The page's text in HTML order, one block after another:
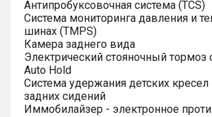
Антипробуксовочная система (TCS)
Система мониторинга давления и
шинах (TMPS)
Камера заднего вида
Электрический стояночный тормоз
Auto Hold
Система удержания детских
задних сидений
Иммобилайзер - электронное